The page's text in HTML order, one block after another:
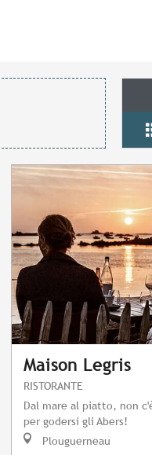
Maison Legris
RISTORANTE
Dal mare al piatto, non
per godersi gli Abers!
Plouguerneau